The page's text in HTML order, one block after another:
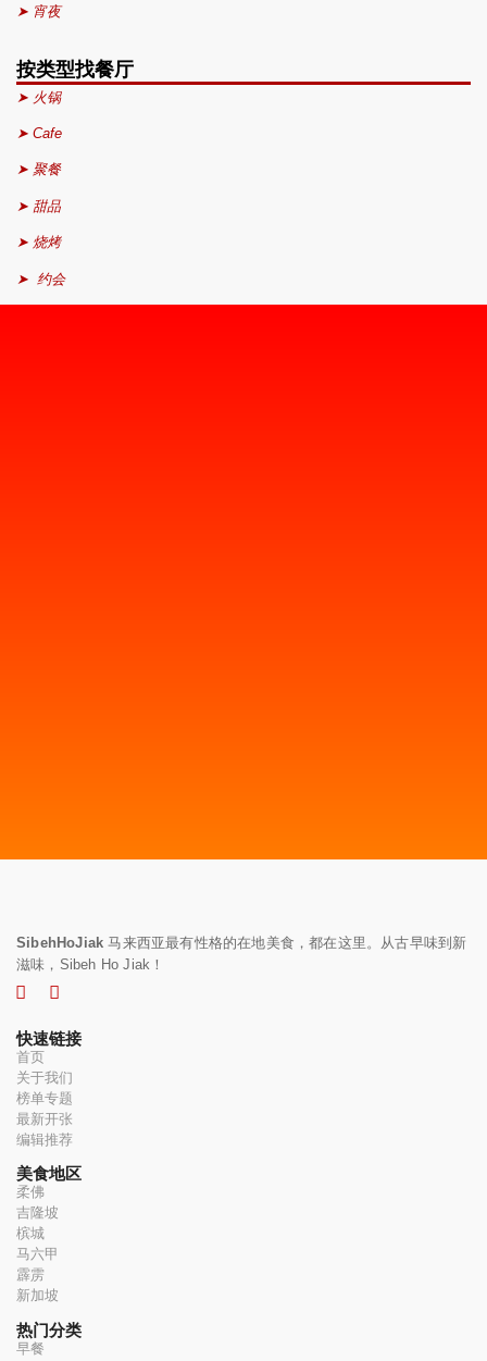
➤ 宵夜
按类型找餐厅
➤ 火锅
➤ Cafe
➤ 聚餐
➤ 甜品
➤ 烧烤
➤ 约会
SibehHoJiak 马来西亚最有性格的在地美食，都在这里。从古早味到新
滋味，Sibeh Ho Jiak！
快速链接
首页
关于我们
榜单专题
最新开张
编辑推荐
美食地区
柔佛
吉隆坡
槟城
马六甲
霹雳
新加坡
热门分类
早餐